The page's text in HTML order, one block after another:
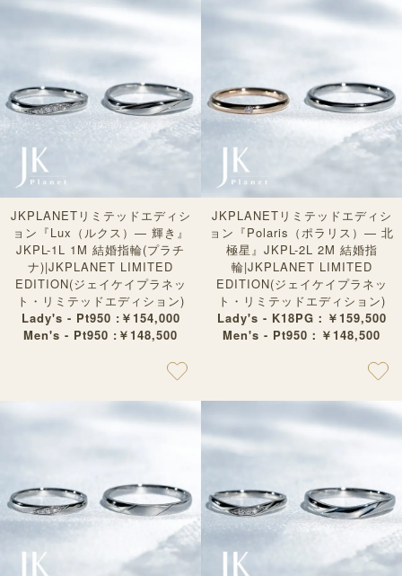
JKPLANETリミテッドエディシ
ョン『Lux（ルクス）— 輝き』
JKPL-1L 1M 結婚指輪(プラチ
ナ)|JKPLANET LIMITED
EDITION(ジェイケイプラネッ
ト・リミテッドエディション)
Lady's - Pt950 :￥154,000
Men's - Pt950 :￥148,500
JKPLANETリミテッドエディシ
ョン『Polaris（ポラリス）— 北
極星』JKPL-2L 2M 結婚指
輪|JKPLANET LIMITED
EDITION(ジェイケイプラネッ
ト・リミテッドエディション)
Lady's - K18PG：￥159,500
Men's - Pt950：￥148,500